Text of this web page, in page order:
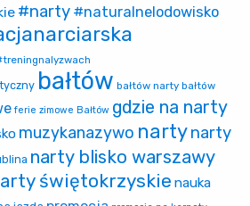
#narty #naturalnelodowisko
bałtów bałtów narty bałtów
ferie zimowe Bałtów gdzie na narty
muzykanazywo nartynarty
narty blisko warszawy
świętokrzyskie nauka